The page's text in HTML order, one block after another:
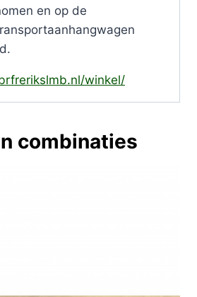
en op de
winkel/
combinaties